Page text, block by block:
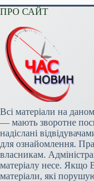
ПРО САЙТ
Всі матеріали на
— мають зворотне
надіслані
для ознайомлення.
власникам.
матеріалу несе. Якщо
матеріали, які